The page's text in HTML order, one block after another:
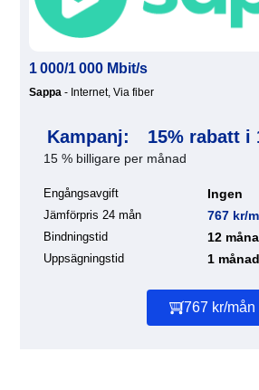
1 000/1 000 Mbit/s
Sappa - Internet, Via fiber
Kampanj: 15% rabatt i
15 % billigare per månad
Engångsavgift Ingen
Jämförpris 24 mån 767 kr/
Bindningstid 12
Uppsägningstid 1 månad
767 kr/mån